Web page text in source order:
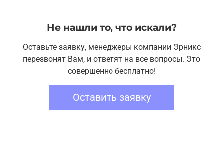
Не нашли то, что искали?
Оставьте заявку, менеджеры компании Эрникс
перезвонят Вам, и ответят на все вопросы. Это
совершенно бесплатно!
Оставить заявку